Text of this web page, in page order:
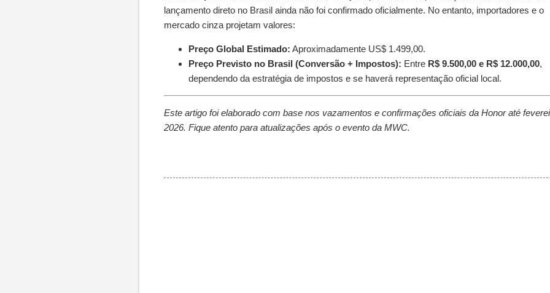
lançamento direto no Brasil ainda não foi confirmado oficialmente. No entanto, importadores e o
mercado cinza projetam valores:
Preço Global Estimado: Aproximadamente US$ 1.499,00.
Preço Previsto no Brasil (Conversão + Impostos): Entre R$ 9.500,00 e R$ 12.000,00,
dependendo da estratégia de impostos e se haverá representação oficial local.
Este artigo foi elaborado com base nos vazamentos e confirmações oficiais da Honor até
2026. Fique atento para atualizações após o evento da MWC.